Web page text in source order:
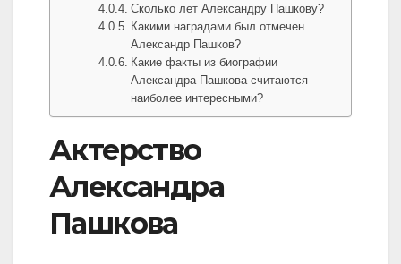
Сколько лет Александру Пашкову?
Какими наградами был отмечен
Александр Пашков?
Какие факты из биографии
Александра Пашкова считаются
наиболее интересными?
Актерство
Александра
Пашкова